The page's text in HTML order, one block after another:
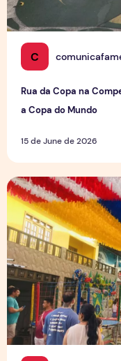
C
Rua da Copa na
a Copa do Mundo
15 de June de 2026
O povo brasileiro e o